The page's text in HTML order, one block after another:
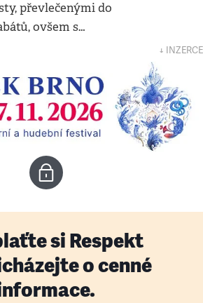
převlečenými do
ovšem s…
↓ INZERCE
si Respekt
o cenné